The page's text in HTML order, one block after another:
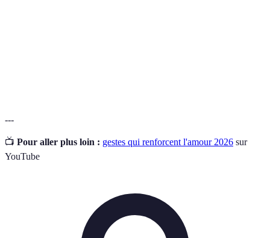
---
📺 Pour aller plus loin : gestes qui renforcent l'amour 2026 sur
YouTube